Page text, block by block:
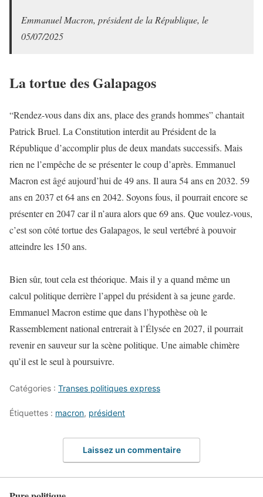
Emmanuel Macron, président de la République, le
05/07/2025
La tortue des Galapagos
“Rendez-vous dans dix ans, place des grands hommes” chantait
Patrick Bruel. La Constitution interdit au Président de la
République d’accomplir plus de deux mandats successifs. Mais
rien ne l’empêche de se présenter le coup d’après. Emmanuel
Macron est âgé aujourd’hui de 49 ans. Il aura 54 ans en 2032. 59
ans en 2037 et 64 ans en 2042. Soyons fous, il pourrait encore se
présenter en 2047 car il n’aura alors que 69 ans. Que voulez-vous,
c’est son côté tortue des Galapagos, le seul vertébré à pouvoir
atteindre les 150 ans.
Bien sûr, tout cela est théorique. Mais il y a quand même un
calcul politique derrière l’appel du président à sa jeune garde.
Emmanuel Macron estime que dans l’hypothèse où le
Rassemblement national entrerait à l’Élysée en 2027, il pourrait
revenir en sauveur sur la scène politique. Une aimable chimère
qu’il est le seul à poursuivre.
Catégories : Transes politiques express
Étiquettes : macron, président
Laissez un commentaire